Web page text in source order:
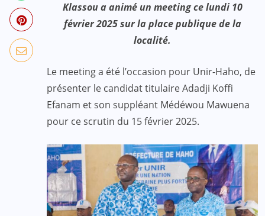
Klassou a animé un meeting ce lundi 10
février 2025 sur la place publique de la
localité.
Le meeting a été l’occasion pour Unir-Haho, de
présenter le candidat titulaire Adadji Koffi
Efanam et son suppléant Médéwou Mawuena
pour ce scrutin du 15 février 2025.